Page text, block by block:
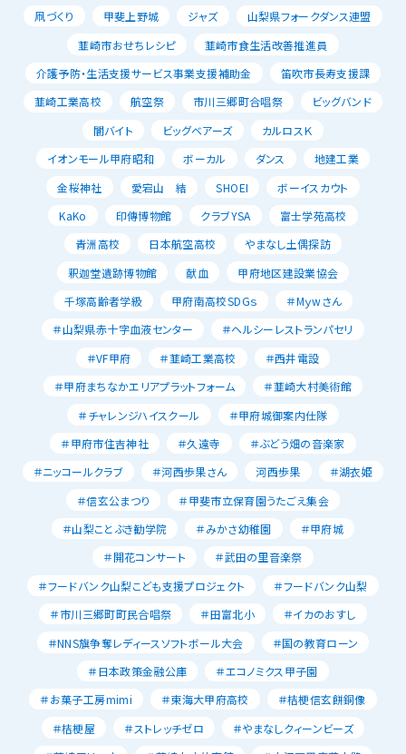
凧づくり
甲斐上野城 ジャズ
山梨県フォークダンス連盟
韮崎市おせちレシピ
韮崎市食生活改善推進員
介護予防・生活支援サービス事業支援補助金
笛吹市長寿支援課
韮崎工業高校
航空祭 市川三郷町合唱祭
ビッグバンド
闇バイト
ビッグベアーズ
カルロスＫ
イオンモール甲府昭和
ボーカル ダンス
地建工業
金桜神社
愛宕山 結 SHOEI
ボーイスカウト
KaKo
印傳博物館 クラブYSA
富士学苑高校
青洲高校
日本航空高校
やまなし土偶探訪
釈迦堂遺跡博物館
献血
甲府地区建設業協会
千塚高齢者学級
甲府南高校SDGｓ
＃Mｙwさん
＃山梨県赤十字血液センター
＃ヘルシーレストランパセリ
＃VF甲府
＃韮崎工業高校
＃西井電設
＃甲府まちなかエリアプラットフォーム
＃韮崎大村美術館
＃チャレンジハイスクール
＃甲府城御案内仕隊
＃甲府市住吉神社
＃久遠寺
＃ぶどう畑の音楽家
＃ニッコールクラブ
＃河西歩果さん 河西歩果
＃湖衣姫
＃信玄公まつり
＃甲斐市立保育園うたごえ集会
＃山梨ことぶき勧学院
＃みかさ幼稚園
＃甲府城
＃開花コンサート
＃武田の里音楽祭
＃フードバンク山梨こども支援プロジェクト
＃フードバンク山梨
＃市川三郷町町民合唱祭
＃田富北小
＃イカのおすし
＃NNS旗争奪レディースソフトボール大会
＃国の教育ローン
＃日本政策金融公庫
＃エコノミクス甲子園
＃お菓子工房mimi
＃東海大甲府高校
＃桔梗信玄餅銅像
＃桔梗屋
＃ストレッチゼロ
＃やまなしクィーンビーズ